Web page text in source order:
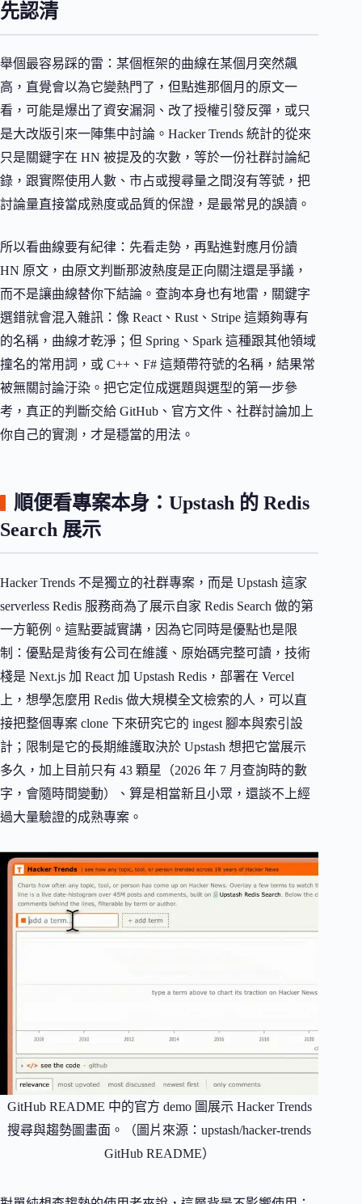
先認清
舉個最容易踩的雷：某個框架的曲線在某個月突然飆
高，直覺會以為它變熱門了，但點進那個月的原文一
看，可能是爆出了資安漏洞、改了授權引發反彈，或只
是大改版引來一陣集中討論。Hacker Trends 統計的從來
只是關鍵字在 HN 被提及的次數，等於一份社群討論紀
錄，跟實際使用人數、市占或搜尋量之間沒有等號，把
討論量直接當成熟度或品質的保證，是最常見的誤讀。
所以看曲線要有紀律：先看走勢，再點進對應月份讀
HN 原文，由原文判斷那波熱度是正向關注還是爭議，
而不是讓曲線替你下結論。查詢本身也有地雷，關鍵字
選錯就會混入雜訊：像 React、Rust、Stripe 這類夠專有
的名稱，曲線才乾淨；但 Spring、Spark 這種跟其他領域
撞名的常用詞，或 C++、F# 這類帶符號的名稱，結果常
被無關討論汙染。把它定位成選題與選型的第一步參
考，真正的判斷交給 GitHub、官方文件、社群討論加上
你自己的實測，才是穩當的用法。
順便看專案本身：Upstash 的 Redis
Search 展示
Hacker Trends 不是獨立的社群專案，而是 Upstash 這家
serverless Redis 服務商為了展示自家 Redis Search 做的第
一方範例。這點要誠實講，因為它同時是優點也是限
制：優點是背後有公司在維護、原始碼完整可讀，技術
棧是 Next.js 加 React 加 Upstash Redis，部署在 Vercel
上，想學怎麼用 Redis 做大規模全文檢索的人，可以直
接把整個專案 clone 下來研究它的 ingest 腳本與索引設
計；限制是它的長期維護取決於 Upstash 想把它當展示
多久，加上目前只有 43 顆星（2026 年 7 月查詢時的數
字，會隨時間變動）、算是相當新且小眾，還談不上經
過大量驗證的成熟專案。
GitHub README 中的官方 demo 圖展示 Hacker Trends
搜尋與趨勢圖畫面。（圖片來源：upstash/hacker-trends
GitHub README）